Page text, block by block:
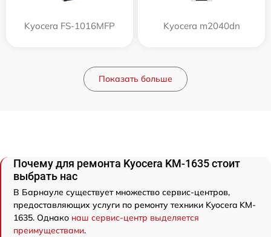
Kyocera FS-1016MFP Kyocera m2040dn
Показать больше
Почему для ремонта Kyocera KM-1635 стоит
выбрать нас
В Барнауле существует множество сервис-центров,
предоставляющих услуги по ремонту техники Kyocera KM-
1635. Однако наш сервис-центр выделяется
преимуществами.